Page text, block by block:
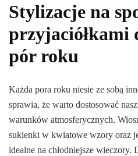
Stylizacje na
przyjaciółkami
pór roku
Każda pora roku niesie ze sobą
sprawia, że warto dostosować
warunków atmosferycznych.
sukienki w kwiatowe wzory oraz
idealne na chłodniejsze